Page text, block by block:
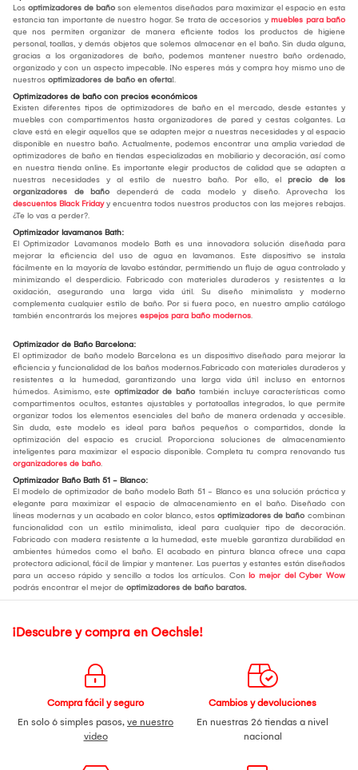
Los optimizadores de baño son elementos diseñados para maximizar el espacio en esta
estancia tan importante de nuestro hogar. Se trata de accesorios y muebles para baño
que nos permiten organizar de manera eficiente todos los productos de higiene
personal, toallas, y demás objetos que solemos almacenar en el baño. Sin duda alguna,
gracias a los organizadores de baño, podemos mantener nuestro baño ordenado,
organizado y con un aspecto impecable. ¡No esperes más y compra hoy mismo uno de
nuestros optimizadores de baño en oferta!.
Optimizadores de baño con precios económicos
Existen diferentes tipos de optimizadores de baño en el mercado, desde estantes y
muebles con compartimentos hasta organizadores de pared y cestas colgantes. La
clave está en elegir aquellos que se adapten mejor a nuestras necesidades y al espacio
disponible en nuestro baño. Actualmente, podemos encontrar una amplia variedad de
optimizadores de baño en tiendas especializadas en mobiliario y decoración, así como
en nuestra tienda online. Es importante elegir productos de calidad que se adapten a
nuestras necesidades y al estilo de nuestro baño. Por ello, el precio de los
organizadores de baño dependerá de cada modelo y diseño. Aprovecha los
descuentos Black Fridayy encuentra todos nuestros productos con las mejores rebajas.
¿Te lo vas a perder?.
Optimizador lavamanos Bath:
El Optimizador Lavamanos modelo Bath es una innovadora solución diseñada para
mejorar la eficiencia del uso de agua en lavamanos. Este dispositivo se instala
fácilmente en la mayoría de lavabo estándar, permitiendo un flujo de agua controlado y
minimizando el desperdicio. Fabricado con materiales duraderos y resistentes a la
oxidación, asegurando una larga vida útil. Su diseño minimalista y moderno
complementa cualquier estilo de baño. Por si fuera poco, en nuestro amplio catálogo
también encontrarás los mejores espejos para baño modernos.
Optimizador de Baño Barcelona:
El optimizador de baño modelo Barcelona es un dispositivo diseñado para mejorar la
eficiencia y funcionalidad de los baños modernos.Fabricado con materiales duraderos y
resistentes a la humedad, garantizando una larga vida útil incluso en entornos
húmedos. Asimismo, este optimizador de baño también incluye características como
compartimentos ocultos, estantes ajustables y portatoallas integrados, lo que permite
organizar todos los elementos esenciales del baño de manera ordenada y accesible.
Sin duda, este modelo es ideal para baños pequeños o compartidos, donde la
optimización del espacio es crucial. Proporciona soluciones de almacenamiento
inteligentes para maximizar el espacio disponible. Completa tu compra renovando tus
organizadores de baño.
Optimizador Baño Bath 51 - Blanco:
El modelo de optimizador de baño modelo Bath 51 - Blanco es una solución práctica y
elegante para maximizar el espacio de almacenamiento en el baño. Diseñado con
líneas modernas y un acabado en color blanco, estos optimizadores de baño combinan
funcionalidad con un estilo minimalista, ideal para cualquier tipo de decoración.
Fabricado con madera resistente a la humedad, este mueble garantiza durabilidad en
ambientes húmedos como el baño. El acabado en pintura blanca ofrece una capa
protectora adicional, fácil de limpiar y mantener. Las puertas y estantes están diseñados
para un acceso rápido y sencillo a todos los artículos. Con lo mejor del Cyber Wow
podrás encontrar el mejor de optimizadores de baño baratos.
¡Descubre y compra en Oechsle!
Compra fácil y seguro
En solo 6 simples pasos, ve nuestro
video
Cambios y devoluciones
En nuestras 26 tiendas a nivel
nacional